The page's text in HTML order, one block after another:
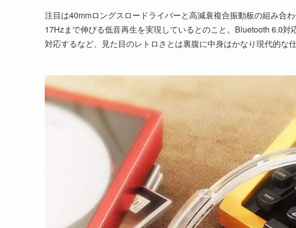
注目は40mmロングスロードライバーと高減衰複合振動板の組み合
17Hzまで伸びる低音再生を実現しているとのこと。Bluetooth 6.0
対応するなど、見た目のレトロさとは裏腹に中身はかなり現代的な仕